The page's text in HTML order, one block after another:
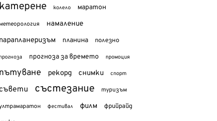
колело маратон
намаление
планина полезно
прогноза за времето промоция
рекорд снимки спорт
състезание туризъм
фестивал филм фрийрайд